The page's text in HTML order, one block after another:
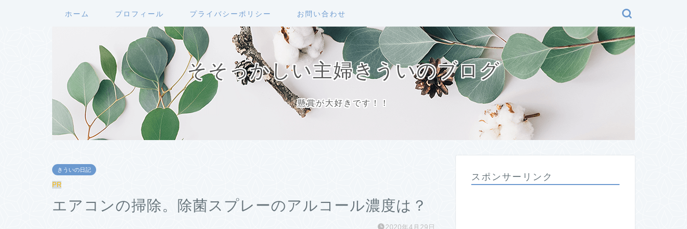
ホーム プロフィール プライバシーポリシー お問い合わせ
そそっかしい主婦きういのブログ
懸賞が大好きです！！
きういの日記
PR
エアコンの掃除。除菌スプレーのアルコール濃度は？
2020年4月29日
スポンサーリンク